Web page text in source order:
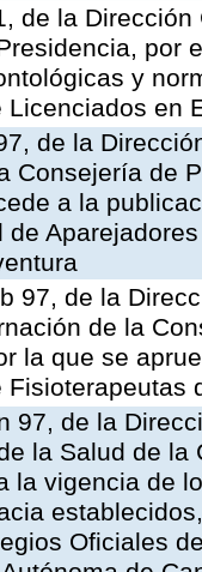
de la
por
y
Licenciados en
de la
Consejería de
a la
97, de la
de la
la que se
Fisioterapeutas
97, de la
la Salud de
la vigencia de
Oficiales